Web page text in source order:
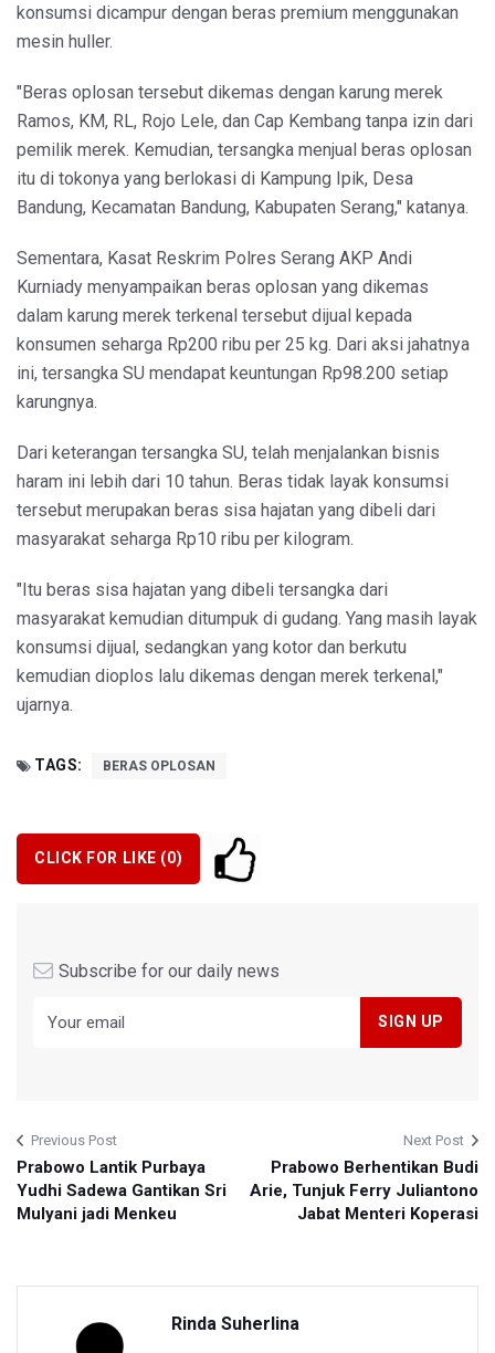
konsumsi dicampur dengan beras premium menggunakan
mesin huller.
"Beras oplosan tersebut dikemas dengan karung merek
Ramos, KM, RL, Rojo Lele, dan Cap Kembang tanpa izin dari
pemilik merek. Kemudian, tersangka menjual beras oplosan
itu di tokonya yang berlokasi di Kampung Ipik, Desa
Bandung, Kecamatan Bandung, Kabupaten Serang," katanya.
Sementara, Kasat Reskrim Polres Serang AKP Andi
Kurniady menyampaikan beras oplosan yang dikemas
dalam karung merek terkenal tersebut dijual kepada
konsumen seharga Rp200 ribu per 25 kg. Dari aksi jahatnya
ini, tersangka SU mendapat keuntungan Rp98.200 setiap
karungnya.
Dari keterangan tersangka SU, telah menjalankan bisnis
haram ini lebih dari 10 tahun. Beras tidak layak konsumsi
tersebut merupakan beras sisa hajatan yang dibeli dari
masyarakat seharga Rp10 ribu per kilogram.
"Itu beras sisa hajatan yang dibeli tersangka dari
masyarakat kemudian ditumpuk di gudang. Yang masih layak
konsumsi dijual, sedangkan yang kotor dan berkutu
kemudian dioplos lalu dikemas dengan merek terkenal,"
ujarnya.
TAGS: BERAS OPLOSAN
CLICK FOR LIKE (0)
Subscribe for our daily news
Previous Post
Prabowo Lantik Purbaya
Yudhi Sadewa Gantikan Sri
Mulyani jadi Menkeu
Next Post
Prabowo Berhentikan Budi
Arie, Tunjuk Ferry Juliantono
Jabat Menteri Koperasi
Rinda Suherlina